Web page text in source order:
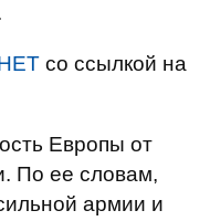
со ссылкой на
Европы от
По ее словам,
армии и